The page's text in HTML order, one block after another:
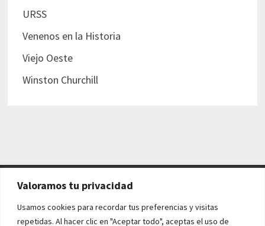
Valoramos tu privacidad
Usamos cookies para recordar tus preferencias y visitas
repetidas. Al hacer clic en "Aceptar todo", aceptas el uso de
URSS
Venenos en la Historia
Viejo Oeste
Winston Churchill
AVISO LEGAL Y POLÍTICAS